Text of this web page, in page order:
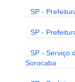
SP -
SP -
SP - Serviço
Sorocaba